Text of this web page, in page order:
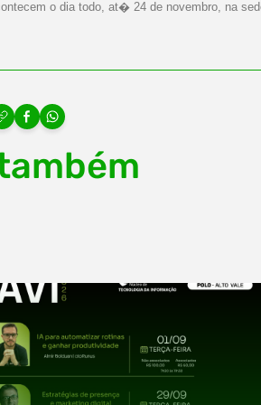
o dia todo, at� 24 de novembro, na